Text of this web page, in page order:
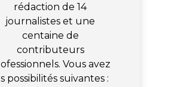
rédaction de 14
journalistes et une
centaine de
contributeurs
Vous avez
possibilités suivantes :